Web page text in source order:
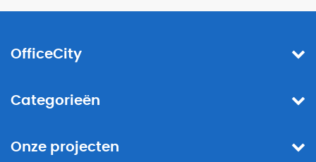
OfficeCity
Categorieën
Onze projecten